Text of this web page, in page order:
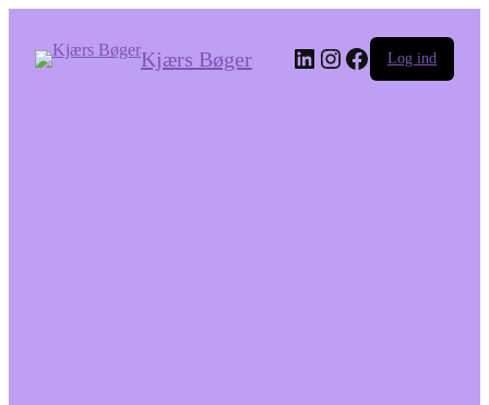
Kjærs Bøger LinkedIn
Instagram
Facebook
Log ind